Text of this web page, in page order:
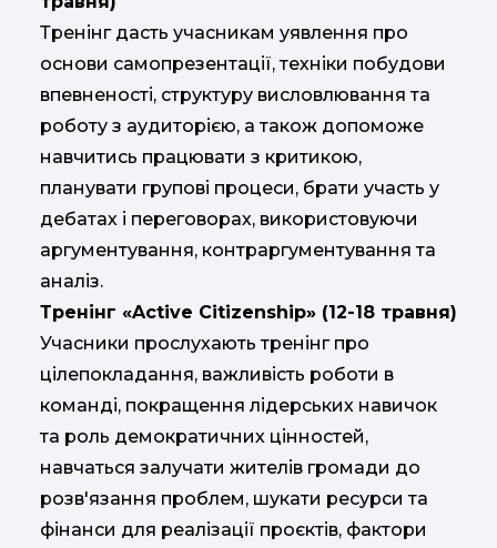
Тренінг дасть учасникам уявлення про
основи самопрезентації, техніки побудови
впевненості, структуру висловлювання та
роботу з аудиторією, а також допоможе
навчитись працювати з критикою,
планувати групові процеси, брати участь у
дебатах і переговорах, використовуючи
аргументування, контраргументування та
аналіз.
Тренінг «Active Citizenship» (12-18 травня)
Учасники прослухають тренінг про
цілепокладання, важливість роботи в
команді, покращення лідерських навичок
та роль демократичних цінностей,
навчаться залучати жителів громади до
розв'язання проблем, шукати ресурси та
фінанси для реалізації проєктів, фактори